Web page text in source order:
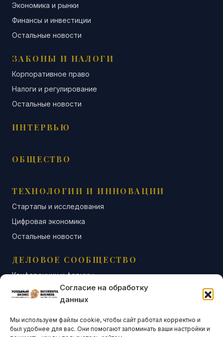
Согласие на обработку
данных
Мы используем файлы cookie, чтобы сайт работал корректно и
был удобнее для вас. Они помогают запоминать ваши настройки и
Экономика и рынки
Финансы и инвестиции
Остальные новости
ЗАКОНЫ И НАЛОГИ
Корпоративное право
Налоги и регулирование
Остальные новости
ИНТЕРВЬЮ
ОБЩЕСТВО
ТЕХНОЛОГИИ И ИННОВАЦИИ
Стартапы и исследования
Цифровая экономика
Остальные новости
ДЕЛОВОЕ СООБЩЕСТВО
Конференции и форумы
Бизнес-клубы и ассоциации
Остальные новости
АНАЛИТИКА И СТАТИСТИКА